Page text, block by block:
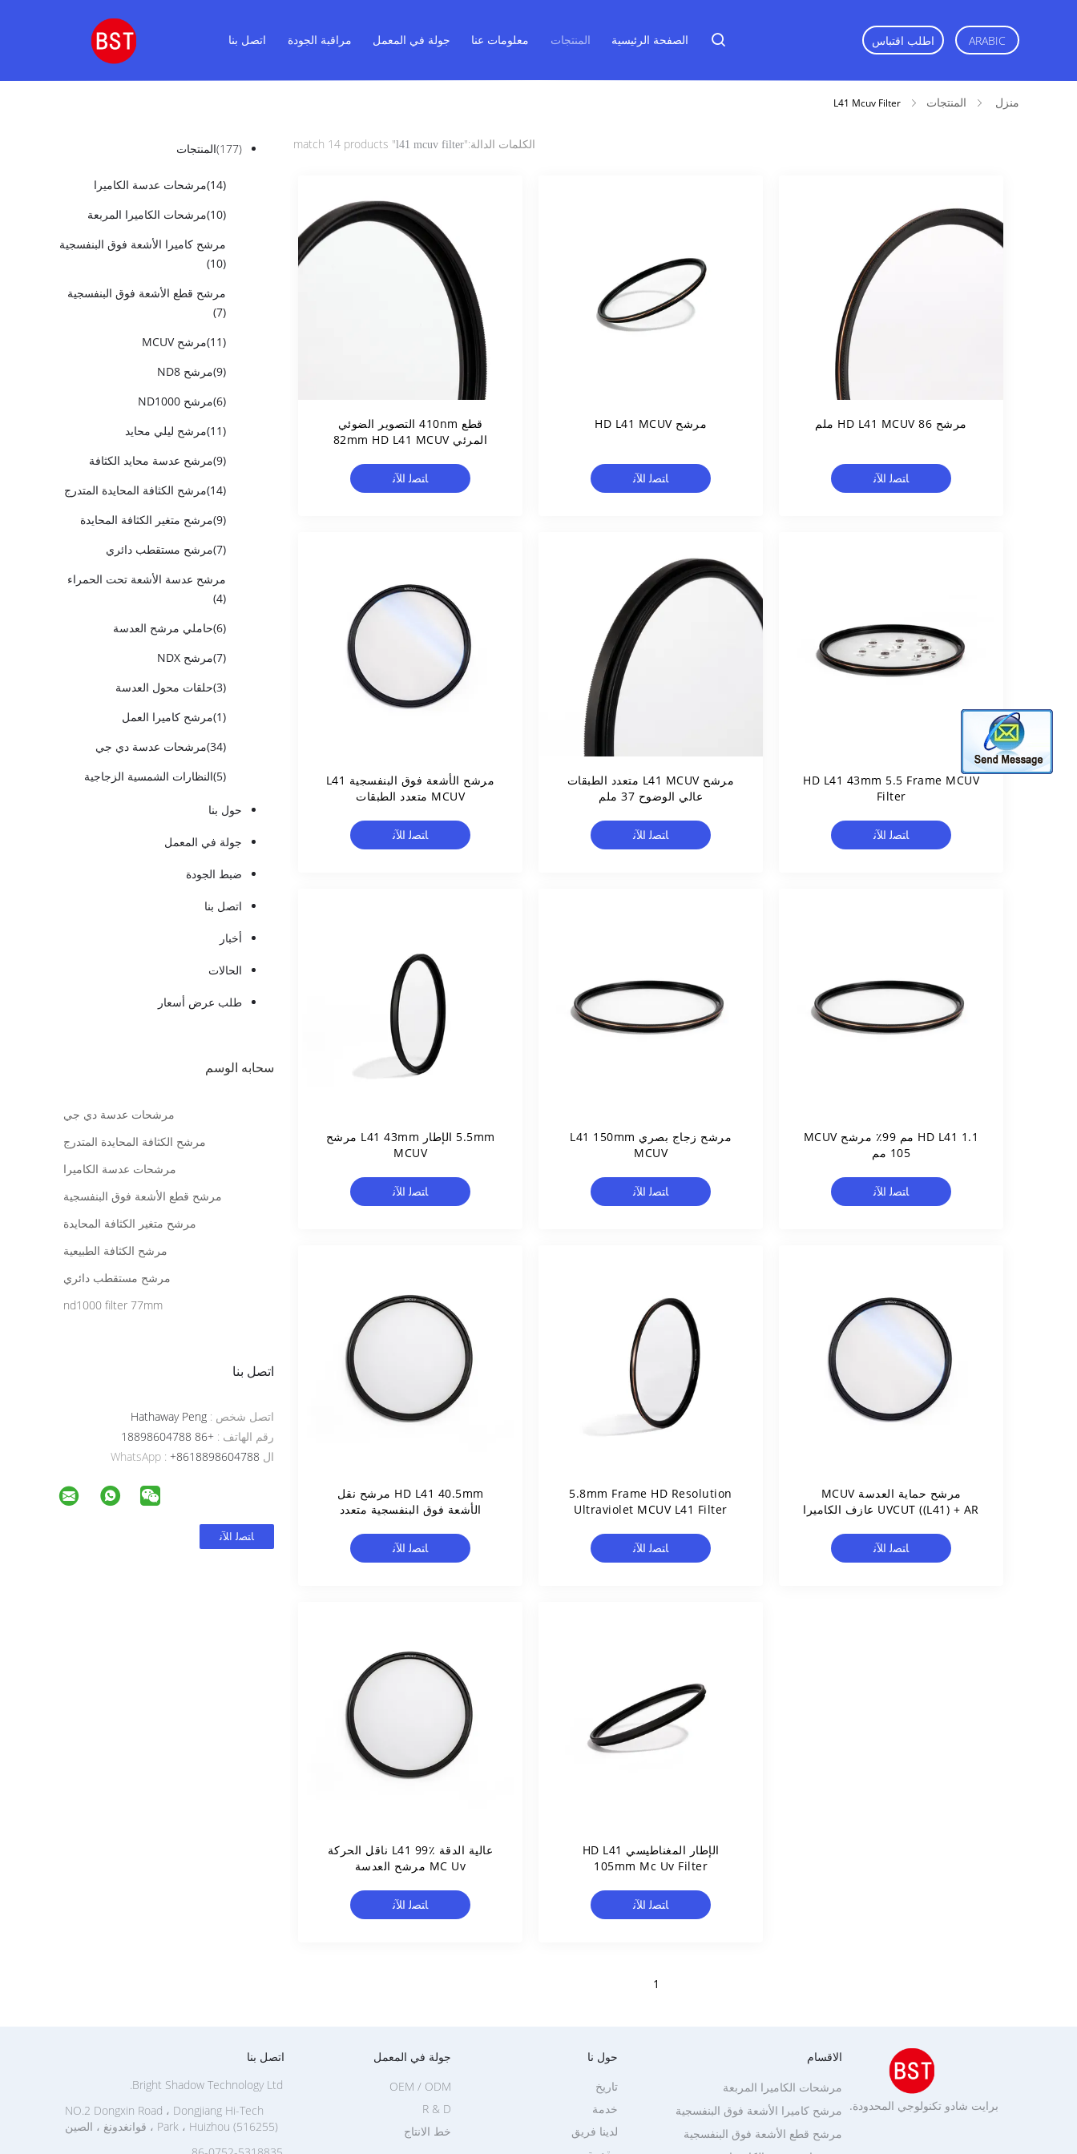
الصفحة الرئيسية المنتجات معلومات عنا جولة في المعمل مراقبة الجودة اتصل بنا اطلب اقتباس ARABIC
منزل المنتجات L41 Mcuv Filter
المنتجات (177)
مرشحات عدسة الكاميرا
(14)
مرشحات الكاميرا المربعة
(10)
مرشح كاميرا الأشعة فوق البنفسجية
(10)
مرشح قطع الأشعة فوق البنفسجية
(7)
مرشح MCUV
(11)
مرشح ND8
(9)
مرشح ND1000
(6)
مرشح ليلي محايد
(11)
مرشح عدسة محايد الكثافة
(9)
مرشح الكثافة المحايدة المتدرج
(14)
مرشح متغير الكثافة المحايدة
(9)
مرشح مستقطب دائري
(7)
مرشح عدسة الأشعة تحت الحمراء
(4)
حاملي مرشح العدسة
(6)
مرشح NDX
(7)
حلقات محول العدسة
(3)
مرشح كاميرا العمل
(1)
مرشحات عدسة دي جي
(34)
النظارات الشمسية الزجاجية
(5)
حول بنا
جولة في المعمل
ضبط الجودة
اتصل بنا
أخبار
الحالات
طلب عرض أسعار
سحابه الوسم
مرشحات عدسة دي جي
مرشح الكثافة المحايدة المتدرج
مرشحات عدسة الكاميرا
مرشح قطع الأشعة فوق البنفسجية
مرشح متغير الكثافة المحايدة
مرشح الكثافة الطبيعية
مرشح مستقطب دائري
nd1000 filter 77mm
اتصل بنا
اتصل شخص :
رقم الهاتف : +86 18898604788
ال WhatsApp : +8618898604788
الكلمات الدالة:"l41 mcuv filter
" match 14 products
قطع 410nm التصوير الضوئي
المرئي 82mm HD L41 MCUV
ﺎﺘﺼﻟ ﺍﻶﻧ
مرشح HD L41 MCUV
ﺎﺘﺼﻟ ﺍﻶﻧ
مرشح HD L41 MCUV 86 ملم
ﺎﺘﺼﻟ ﺍﻶﻧ
مرشح الأشعة فوق البنفسجية L41
MCUV متعدد الطبقات
ﺎﺘﺼﻟ ﺍﻶﻧ
مرشح L41 MCUV متعدد الطبقات
عالي الوضوح 37 ملم
ﺎﺘﺼﻟ ﺍﻶﻧ
HD L41 43mm 5.5 Frame MCUV
Filter
ﺎﺘﺼﻟ ﺍﻶﻧ
5.5mm الإطار L41 43mm مرشح
MCUV
ﺎﺘﺼﻟ ﺍﻶﻧ
مرشح زجاج بصري L41 150mm
MCUV
ﺎﺘﺼﻟ ﺍﻶﻧ
HD L41 1.1 مم 99٪ مرشح MCUV
105 مم
ﺎﺘﺼﻟ ﺍﻶﻧ
HD L41 40.5mm مرشح نقل
الأشعة فوق البنفسجية متعدد
ﺎﺘﺼﻟ ﺍﻶﻧ
5.8mm Frame HD Resolution
Ultraviolet MCUV L41 Filter
MCUV L41)
ﺎﺘﺼﻟ ﺍﻶﻧ
مرشح حماية العدسة MCUV
UVCUT ((L41) + AR عازف الكاميرا
مرشح UV Ultra Slim
ﺎﺘﺼﻟ ﺍﻶﻧ
عالية الدقة L41 99٪ ناقل الحركة
MC Uv مرشح العدسة
ﺎﺘﺼﻟ ﺍﻶﻧ
الإطار المغناطيسي HD L41
105mm Mc Uv Filter
ﺎﺘﺼﻟ ﺍﻶﻧ
1
برايت شادو تكنولوجي المحدودة.
الاقسام
مرشحات الكاميرا المربعة
مرشح كاميرا الأشعة فوق البنفسجية
مرشح قطع الأشعة فوق البنفسجية
حول نا
تاريخ
خدمة
لدينا فريق
جولة في المعمل
خط الانتاج
OEM / ODM
R & D
اتصل بنا
Bright Shadow Technology Ltd.
NO.2 Dongxin Road ، Dongjiang Hi-Tech
Park ، Huizhou (516255) ، قوانغدونغ ، الصين